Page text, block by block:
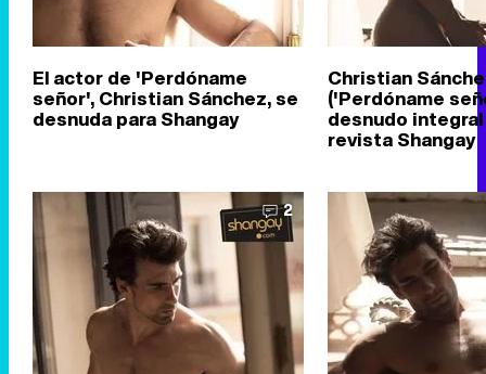
El actor de 'Perdóname
señor', Christian Sánchez, se
desnuda para Shangay
Christian
('Perdóname
desnudo integral
revista Shangay
2